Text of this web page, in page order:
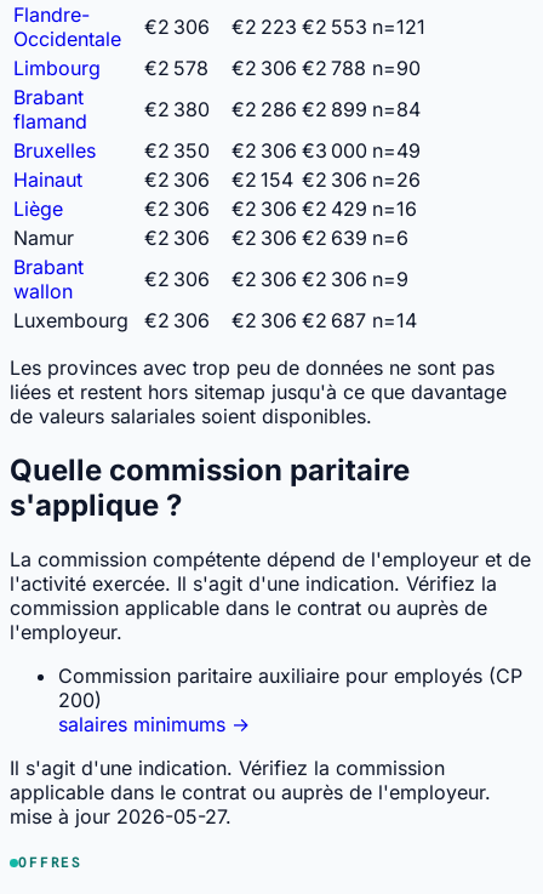
Flandre-
Occidentale
€2 306 €2 223 €2 553 n=121
Limbourg
€2 578 €2 306 €2 788 n=90
Brabant
flamand
€2 380 €2 286 €2 899 n=84
Bruxelles
€2 350 €2 306 €3 000 n=49
Hainaut
€2 306 €2 154 €2 306 n=26
Liège
€2 306 €2 306 €2 429 n=16
Namur
€2 306 €2 306 €2 639 n=6
Brabant
wallon
€2 306 €2 306 €2 306 n=9
Luxembourg
€2 306 €2 306 €2 687 n=14
Les provinces avec trop peu de données ne sont pas
liées et restent hors sitemap jusqu'à ce que davantage
de valeurs salariales soient disponibles.
Quelle commission paritaire
s'applique ?
La commission compétente dépend de l'employeur et de
l'activité exercée. Il s'agit d'une indication. Vérifiez la
commission applicable dans le contrat ou auprès de
l'employeur.
Commission paritaire auxiliaire pour employés (CP
200)
salaires minimums →
Il s'agit d'une indication. Vérifiez la commission
applicable dans le contrat ou auprès de l'employeur.
mise à jour 2026-05-27.
OFFRES